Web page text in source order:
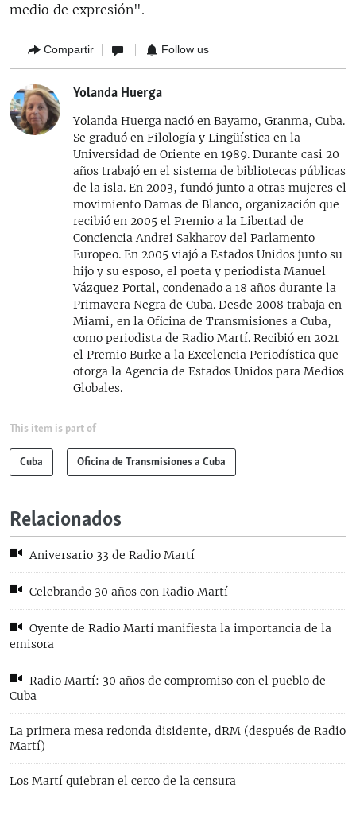
medio de expresión".
Compartir Follow us
Yolanda Huerga
Yolanda Huerga nació en Bayamo, Granma, Cuba.
Se graduó en Filología y Lingüística en la
Universidad de Oriente en 1989. Durante casi 20
años trabajó en el sistema de bibliotecas públicas
de la isla. En 2003, fundó junto a otras mujeres el
movimiento Damas de Blanco, organización que
recibió en 2005 el Premio a la Libertad de
Conciencia Andrei Sakharov del Parlamento
Europeo. En 2005 viajó a Estados Unidos junto su
hijo y su esposo, el poeta y periodista Manuel
Vázquez Portal, condenado a 18 años durante la
Primavera Negra de Cuba. Desde 2008 trabaja en
Miami, en la Oficina de Transmisiones a Cuba,
como periodista de Radio Martí. Recibió en 2021
el Premio Burke a la Excelencia Periodística que
otorga la Agencia de Estados Unidos para Medios
Globales.
This item is part of
Cuba Oficina de Transmisiones a Cuba
Relacionados
Aniversario 33 de Radio Martí
Celebrando 30 años con Radio Martí
Oyente de Radio Martí manifiesta la importancia de la
emisora
Radio Martí: 30 años de compromiso con el pueblo de
Cuba
La primera mesa redonda disidente, dRM (después de Radio
Martí)
Los Martí quiebran el cerco de la censura